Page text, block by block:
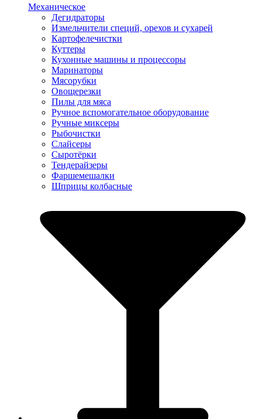
Механическое
Дегидраторы
Измельчители специй, орехов и сухарей
Картофелечистки
Куттеры
Кухонные машины и процессоры
Маринаторы
Мясорубки
Овощерезки
Пилы для мяса
Ручное вспомогательное оборудование
Ручные миксеры
Рыбочистки
Слайсеры
Сыротёрки
Тендерайзеры
Фаршемешалки
Шприцы колбасные